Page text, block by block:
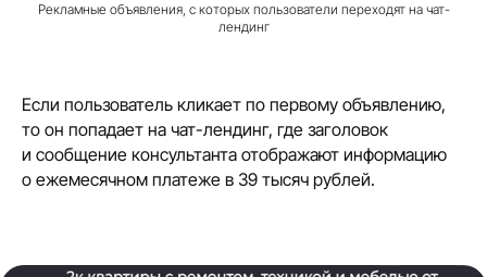
Рекламные объявления, с которых пользователи переходят на чат-
лендинг
Если пользователь кликает по первому объявлению,
то он попадает на чат-лендинг, где заголовок
и сообщение консультанта отображают информацию
о ежемесячном платеже в 39 тысяч рублей.